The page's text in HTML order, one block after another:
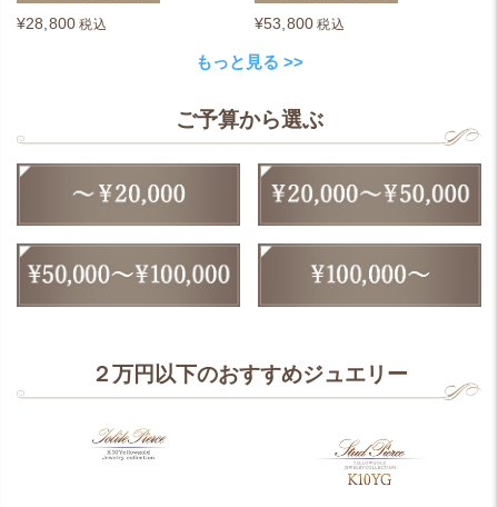
¥28,800 税込 ¥53,800 税込
もっと見る >>
ご予算から選ぶ
２万円以下のおすすめジュエリー